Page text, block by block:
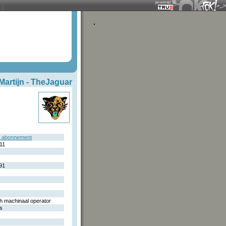
- TheJaguar
machinaal operator